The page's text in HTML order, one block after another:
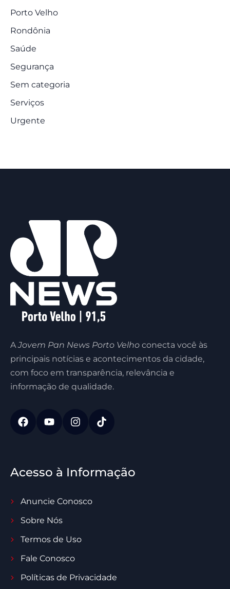
Porto Velho
Rondônia
Saúde
Segurança
Sem categoria
Serviços
Urgente
AJovem Pan News Porto Velho conecta você às
principais notícias e acontecimentos da cidade,
com foco em transparência, relevância e
informação de qualidade.
Acesso à Informação
Anuncie Conosco
Sobre Nós
Termos de Uso
Fale Conosco
Políticas de Privacidade